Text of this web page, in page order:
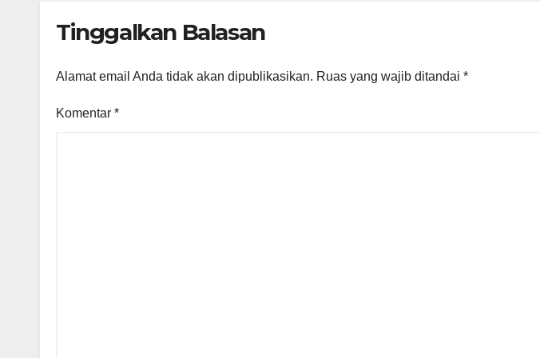
Workshop
Tinggalkan Balasan
Alamat email Anda tidak akan dipublikasikan. Ruas yang wajib ditandai *
Komentar *